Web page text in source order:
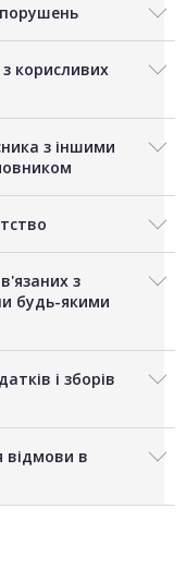
корисливих
з іншими
з
будь-якими
і зборів
відмови в